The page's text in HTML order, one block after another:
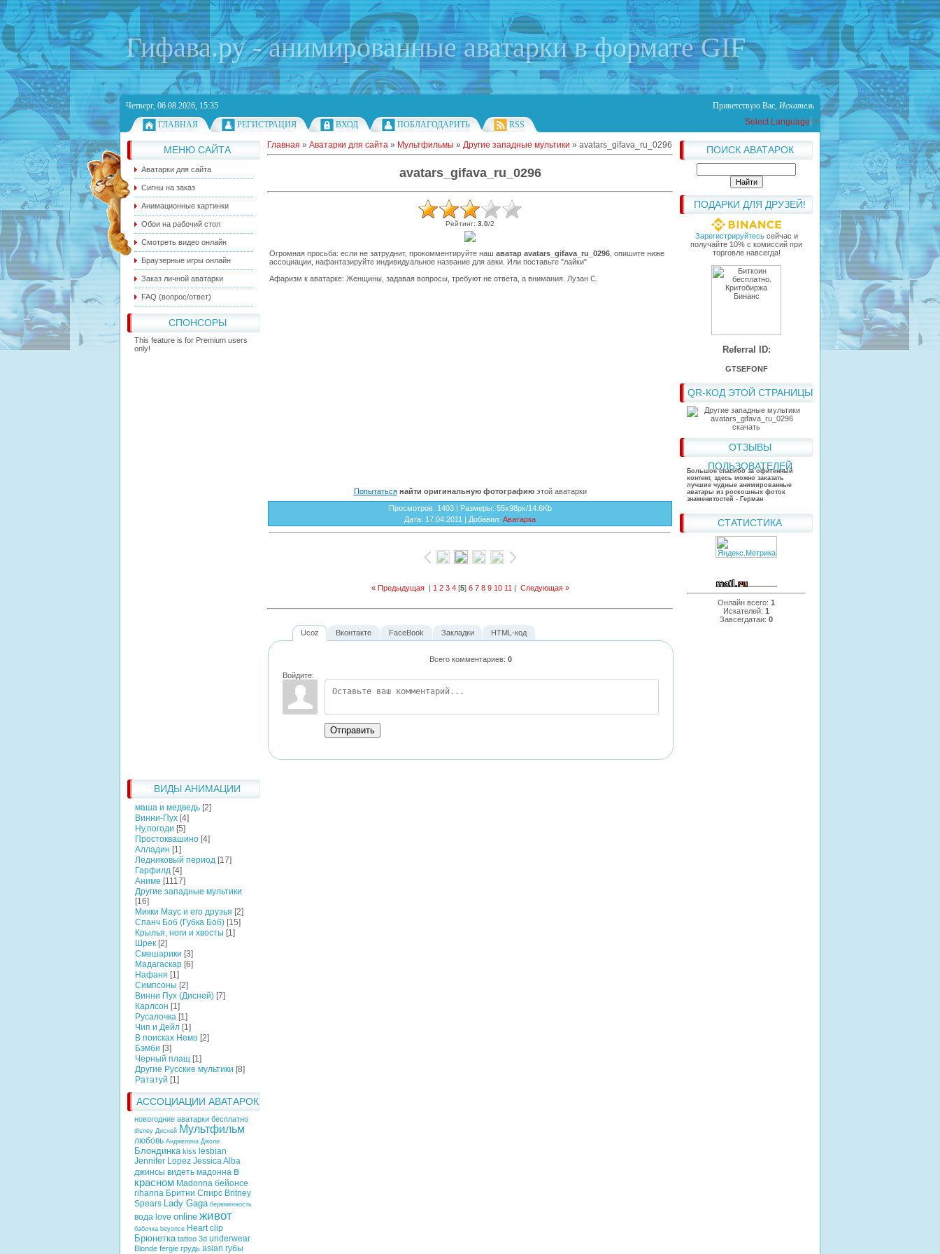
Гифава.ру - анимированные аватарки в формате GIF
Четверг, 06.08.2026, 15:35 Приветствую Вас, Искатель
ГЛАВНАЯ
РЕГИСТРАЦИЯ ВХОД ПОБЛАГОДАРИТЬ RSS Select Language ▼
МЕНЮ САЙТА
Аватарки для сайта
Сигны на заказ
Анимационные картинки
Обои на рабочий стол
Смотреть видео онлайн
Браузерные игры онлайн
Заказ личной аватарки
FAQ (вопрос/ответ)
СПОНСОРЫ
This feature is for Premium users
only!
ВИДЫ АНИМАЦИИ
маша и медведь [2]
Винни-Пух [4]
Ну,погоди [5]
Простоквашино [4]
Алладин [1]
Ледниковый период [17]
Гарфилд [4]
Аниме [1117]
Другие западные мультики
[16]
Микки Маус и его друзья [2]
Спанч Боб (Губка Боб) [15]
Крылья, ноги и хвосты [1]
Шрек [2]
Смешарики [3]
Мадагаскар [6]
Нафаня [1]
Симпсоны [2]
Винни Пух (Дисней) [7]
Карлсон [1]
Русалочка [1]
Чип и Дейл [1]
В поисках Немо [2]
Бэмби [3]
Черный плащ [1]
Другие Русские мультики [8]
Рататуй [1]
АССОЦИАЦИИ АВАТАРОК
новогодние аватарки бесплатно
disney Дисней Мультфильм
любовь Анджелина Джоли
Блондинка kiss lesbian
Jennifer Lopez Jessica Alba
джинсы видеть мадонна в
красном Madonna бейонсе
rihanna Бритни Спирс Britney
Spears Lady Gaga беременность
вода love online живот
бабочка beyonce Heart clip
Брюнетка tattoo 3d underwear
Blonde fergie грудь asian губы
ПОИСК АВАТАРОК
ПОДАРКИ ДЛЯ ДРУЗЕЙ!
Зарегистрируйтесьсейчас и
получайте 10% с комиссий при
торговле навсегда!
Referral ID:
GTSEFONF
QR-КОД ЭТОЙ СТРАНИЦЫ
ОТЗЫВЫ
ПОЛЬЗОВАТЕЛЕЙ
Большое спасибо за офигенный
контент, здесь можно заказать
лучшие чудные анимированные
аватары из роскошных фоток
знаменитостей - Герман
СТАТИСТИКА
Онлайн всего: 1
Искателей: 1
Завсегдатаи: 0
Главная » Аватарки для сайта » Мультфильмы » Другие западные мультики » avatars_gifava_ru_0296
avatars_gifava_ru_0296
Рейтинг: 3.0/2
Огромная просьба: если не затруднит, прокомментируйте наш аватар avatars_gifava_ru_0296 , опишите ниже
ассоциации, нафантазируйте индивидуальное название для авки. Или поставьте "лайки"
Афаризм к аватарке: Женщины, задавая вопросы, требуют не ответа, а внимания. Лузан С.
Попытаться найти оригинальную фотографиюэтой аватарки
Просмотров: 1403 | Размеры: 55x98px/14.6Kb
Дата: 17.04.2011 | Добавил: Аватарка
« Предыдущая| 1 2 3 4[5] 6 7 8 9 10 11 | Следующая »
Ucoz
Всего комментариев: 0
Войдите:
Отправить
Вконтакте FaceBook Закладки HTML-код